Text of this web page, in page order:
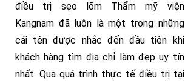
điều trị sẹo lõm Thẩm mỹ viện
Kangnam đã luôn là một trong những
cái tên được nhắc đến đầu tiên khi
khách hàng tìm địa chỉ làm đẹp uy tín
nhất. Qua quá trình thực tế điều trị tại